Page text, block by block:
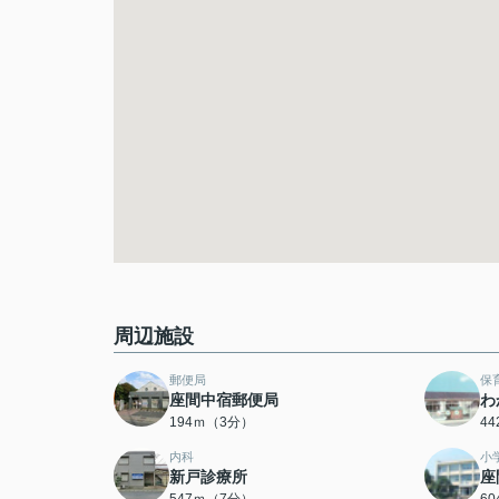
周辺施設
郵便局
座間中宿郵便局
194ｍ（3分）
保
内科
新戸診療所
小